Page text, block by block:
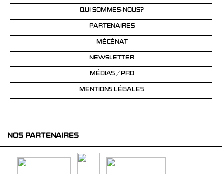
QUI SOMMES-NOUS?
PARTENAIRES
MÉCÉNAT
NEWSLETTER
MÉDIAS / PRO
MENTIONS LÉGALES
NOS PARTENAIRES